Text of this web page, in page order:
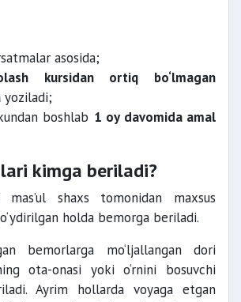
asosida;
kursidan ortiq bo‘lmagan
yoziladi;
boshlab 1 oy davomida amal
kimga beriladi?
shaxs tomonidan maxsus
holda bemorga beriladi.
bemorlarga mo‘ljallangan dori
ota-onasi yoki o‘rnini bosuvchi
Ayrim hollarda voyaga etgan